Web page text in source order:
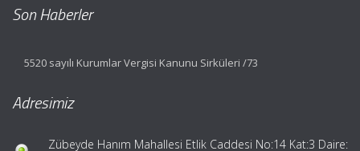
Son Haberler
5520 sayılı Kurumlar Vergisi Kanunu Sirküleri /73
Adresimiz
Zübeyde Hanım Mahallesi Etlik Caddesi No:14 Kat:3 Daire: